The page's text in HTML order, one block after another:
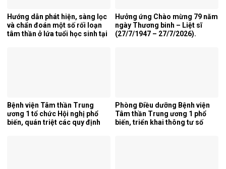
Hướng dẫn phát hiện, sàng lọc
và chẩn đoán một số rối loạn
tâm thần ở lứa tuổi học sinh tại
Hưởng ứng Chào mừng 79 năm
ngày Thương binh – Liệt sĩ
(27/7/1947 – 27/7/2026).
Bệnh viện Tâm thần Trung
ương 1 tổ chức Hội nghị phổ
biến, quán triệt các quy định
Phòng Điều dưỡng Bệnh viện
Tâm thần Trung ương 1 phổ
biến, triển khai thông tư số